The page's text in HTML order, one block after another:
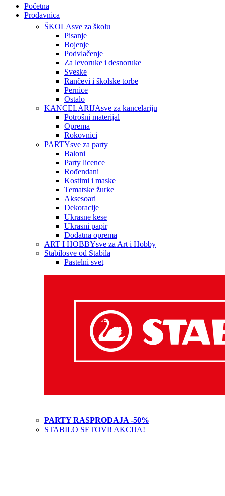
Početna
Prodavnica
ŠKOLAsve za školu
Pisanje
Bojenje
Podvlačenje
Za levoruke i desnoruke
Sveske
Rančevi i školske torbe
Pernice
Ostalo
KANCELARIJAsve za kancelariju
Potrošni materijal
Oprema
Rokovnici
PARTYsve za party
Baloni
Party licence
Rođendani
Kostimi i maske
Tematske žurke
Aksesoari
Dekoracije
Ukrasne kese
Ukrasni papir
Dodatna oprema
ART I HOBBYsve za Art i Hobby
Stabilosve od Stabila
Pastelni svet
PARTY RASPRODAJA -50%
STABILO SETOVI! AKCIJA!